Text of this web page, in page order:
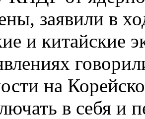
заявили в
и китайские
на
в себя и